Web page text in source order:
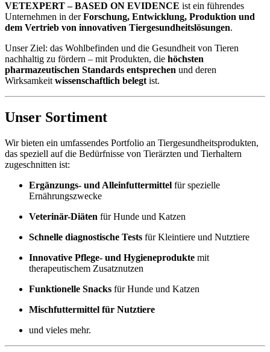
VETEXPERT – BASED ON EVIDENCE ist ein führendes
Unternehmen in derForschung, Entwicklung, Produktion und
dem Vertrieb von innovativen Tiergesundheitslösungen.
Unser Ziel: das Wohlbefinden und die Gesundheit von Tieren
nachhaltig zu fördern – mit Produkten, die höchsten
pharmazeutischen Standards entsprechen und deren
Wirksamkeitwissenschaftlich belegtist.
Unser Sortiment
Wir bieten ein umfassendes Portfolio an Tiergesundheitsprodukten,
das speziell auf die Bedürfnisse von Tierärzten und Tierhaltern
zugeschnitten ist:
Ergänzungs- und Alleinfuttermittel für spezielle
Ernährungszwecke
Veterinär-Diäten für Hunde und Katzen
Schnelle diagnostische Tests für Kleintiere und Nutztiere
Innovative Pflege- und Hygieneprodukte mit
therapeutischem Zusatznutzen
Funktionelle Snacks für Hunde und Katzen
Mischfuttermittel für Nutztiere
und vieles mehr.